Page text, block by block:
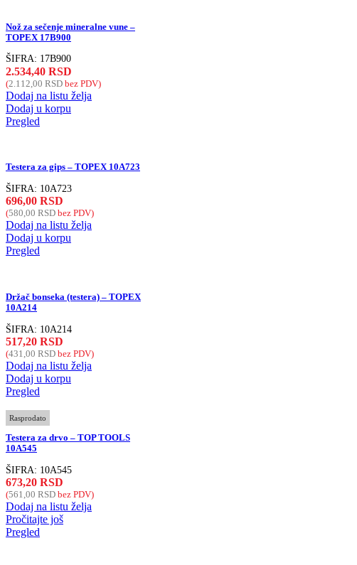
Nož za sečenje mineralne vune –
TOPEX 17B900
ŠIFRA: 17B900
2.534,40 RSD
(2.112,00 RSD bez PDV)
Dodaj na listu želja
Dodaj u korpu
Pregled
Testera za gips – TOPEX 10A723
ŠIFRA: 10A723
696,00 RSD
(580,00 RSD bez PDV)
Dodaj na listu želja
Dodaj u korpu
Pregled
Držač bonseka (testera) – TOPEX
10A214
ŠIFRA: 10A214
517,20 RSD
(431,00 RSD bez PDV)
Dodaj na listu želja
Dodaj u korpu
Pregled
Rasprodato
Testera za drvo – TOP TOOLS
10A545
ŠIFRA: 10A545
673,20 RSD
(561,00 RSD bez PDV)
Dodaj na listu želja
Pročitajte još
Pregled